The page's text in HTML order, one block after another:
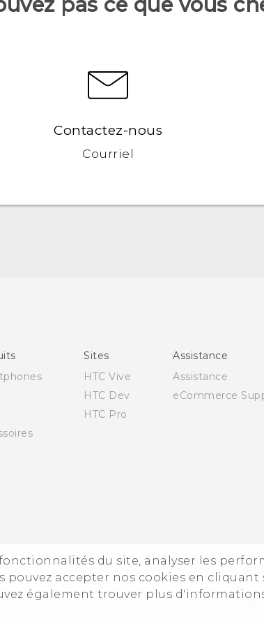
du site, analyser les
accepter nos cookies en
également trouver plus
Contactez-nous
Courriel
Sites
HTC Vive
HTC Dev
HTC Pro
Assistance
Assistance
eCommerce
©